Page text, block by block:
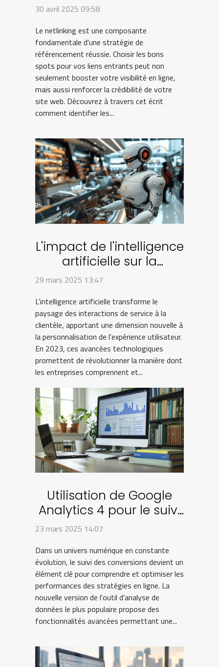
votre stratégie de
30 avril 2025 09:58
Le netlinking est une composante
fondamentale d'une stratégie de
référencement réussie. Choisir les bons
spots pour vos liens entrants peut non
seulement booster votre visibilité en ligne,
mais aussi renforcer la crédibilité de votre
site web. Découvrez à travers cet écrit
comment identifier les...
L'impact de l'intelligence
artificielle sur la
personnalisation de
2023
29 mars 2025 13:47
L'intelligence artificielle transforme le
paysage des interactions de service à la
clientèle, apportant une dimension nouvelle à
la personnalisation de l'expérience utilisateur.
En 2023, ces avancées technologiques
promettent de révolutionner la manière dont
les entreprises comprennent et...
Utilisation de Google
Analytics 4 pour le suivi
avancé des conversions
23 mars 2025 14:07
Dans un univers numérique en constante
évolution, le suivi des conversions devient un
élément clé pour comprendre et optimiser les
performances des stratégies en ligne. La
nouvelle version de l'outil d'analyse de
données le plus populaire propose des
fonctionnalités avancées permettant une...